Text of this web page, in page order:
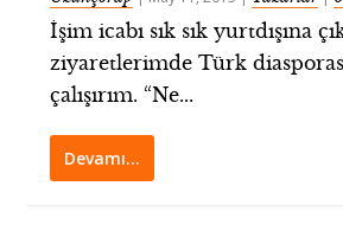
İşim icabı sık sık yurtdışına
ziyaretlerimde Türk
çalışırım. “Ne...
Devamı…